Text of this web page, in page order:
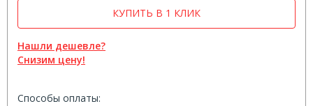
Нашли дешевле?
Снизим цену!
КУПИТЬ В 1 КЛИК
Способы оплаты: